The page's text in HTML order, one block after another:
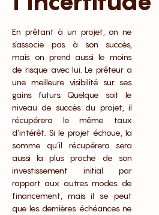
En prêtant à un projet, on ne
s’associe pas à son succès,
mais on prend aussi le moins
de risque avec lui. Le prêteur a
une meilleure visibilité sur ses
gains futurs. Quelque soit le
niveau de succès du projet, il
récupérera le même taux
d’intérêt. Si le projet échoue, la
somme qu’il récupérera sera
aussi la plus proche de son
investissement initial par
rapport aux autres modes de
financement, mais il se peut
que les dernières échéances ne